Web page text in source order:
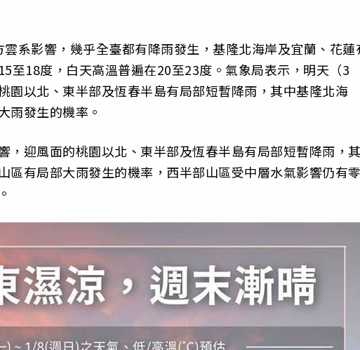
系影響，幾乎全臺都有降雨發生，基隆北海岸及宜蘭、花蓮
至18度，白天高溫普遍在20至23度。氣象局表示，明天（3
園以北、東半部及恆春半島有局部短暫降雨，其中基隆北海
雨發生的機率。
，迎風面的桃園以北、東半部及恆春半島有局部短暫降雨，
區有局部大雨發生的機率，西半部山區受中層水氣影響仍有